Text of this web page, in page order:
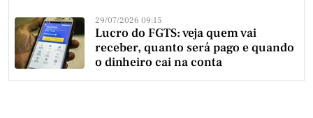
29/07/2026 09:15
Lucro do FGTS: veja quem vai
receber, quanto será pago e quando
o dinheiro cai na conta